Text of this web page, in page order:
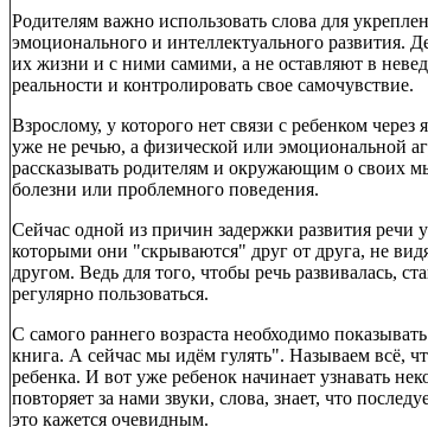
Родителям важно использовать слова для
эмоционального и интеллектуального развития.
их жизни и с ними самими, а не оставляют в
реальности и контролировать свое самочувствие.
Взрослому, у которого нет связи с ребенком через
уже не речью, а физической или эмоциональной
рассказывать родителям и окружающим о своих
болезни или проблемного поведения.
Сейчас одной из причин задержки развития речи
которыми они "скрываются" друг от друга, не
другом. Ведь для того, чтобы речь развивалась,
регулярно пользоваться.
С самого раннего возраста необходимо
книга. А сейчас мы идём гулять". Называем всё,
ребенка. И вот уже ребенок начинает узнавать
повторяет за нами звуки, слова, знает, что
это кажется очевидным.